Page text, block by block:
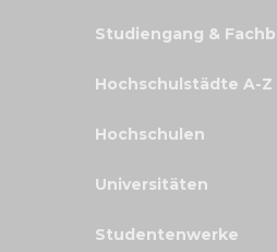
Studiengang &
Hochschulstädte A-Z
Hochschulen
Universitäten
Studentenwerke